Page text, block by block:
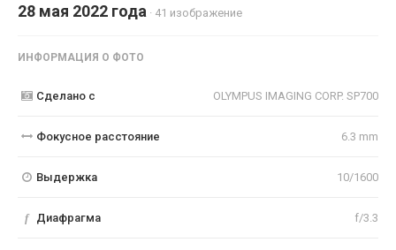
28 мая 2022 года · 41 изображение
ИНФОРМАЦИЯ О ФОТО
Сделано с OLYMPUS IMAGING CORP. SP700
Фокусное расстояние 6.3 mm
Выдержка 10/1600
f Диафрагма f/3.3